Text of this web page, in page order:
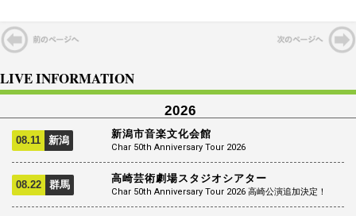
LIVE INFORMATION
2026
08.11 新潟 新潟市音楽文化会館
Char 50th Anniversary Tour 2026
08.22 群馬 高崎芸術劇場スタジオシアター
Char 50th Anniversary Tour 2026 高崎公演追加決定！